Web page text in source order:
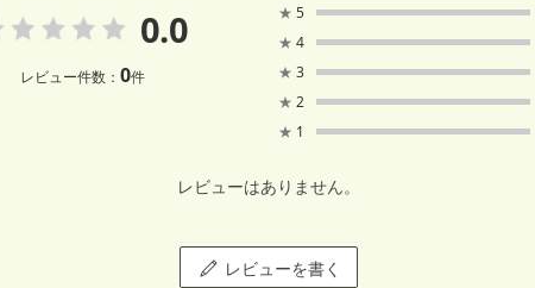
0.0
レビュー件数： 0件
★ 5
★ 4
★ 3
★ 2
★ 1
レビューはありません。
レビューを書く